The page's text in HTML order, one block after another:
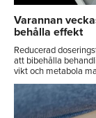
Varannan
behålla effekt
Reducerad
att bibehålla
vikt och metabola